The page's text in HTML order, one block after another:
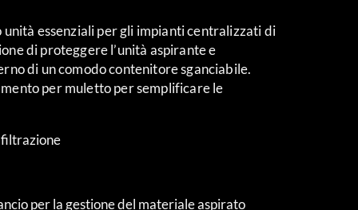
unità essenziali per gli impianti centralizzati di
di proteggere l’unità aspirante e
di un comodo contenitore sganciabile.
per muletto per semplificare le
filtrazione
per la gestione del materiale aspirato